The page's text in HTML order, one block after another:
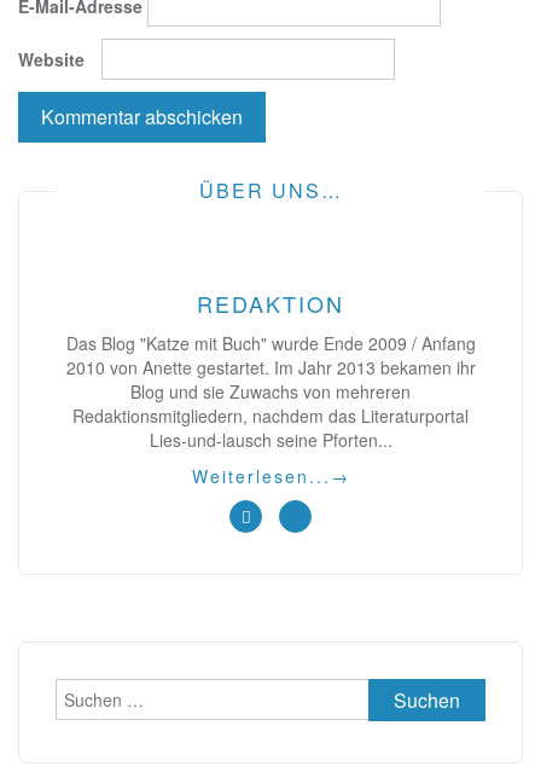
E-Mail-Adresse
Website
ÜBER UNS…
REDAKTION
Das Blog "Katze mit Buch" wurde Ende 2009 / Anfang
2010 von Anette gestartet. Im Jahr 2013 bekamen ihr
Blog und sie Zuwachs von mehreren
Redaktionsmitgliedern, nachdem das Literaturportal
Lies-und-lausch seine Pforten...
Weiterlesen... →
Suchen
nach: